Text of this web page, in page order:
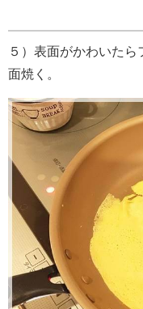
５）表面がかわいた
面焼く。